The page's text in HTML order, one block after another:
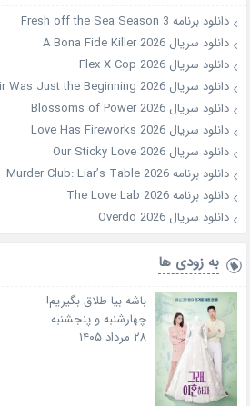
دانلود برنامه Fresh off the Sea Season 3
دانلود سریال A Bona Fide Killer 2026
دانلود سریال Flex X Cop 2026
دانلود سریال The Affair Was Just the Beginning 2026
دانلود سریال Blossoms of Power 2026
دانلود سریال Love Has Fireworks 2026
دانلود سریال Our Sticky Love 2026
دانلود برنامه Murder Club: Liar’s Table 2026
دانلود برنامه The Love Lab 2026
دانلود سریال Overdo 2026
به زودی ها
باشه بیا طلاق بگیریم!
چهارشنبه و پنجشنبه
۲۸ مرداد ۱۴۰۵